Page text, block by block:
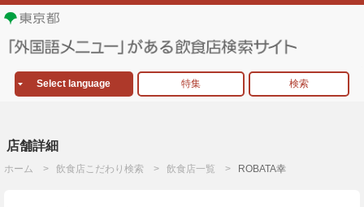
Select language 特集 検索
店舗詳細
ホーム 飲食店こだわり検索 飲食店一覧 ROBATA幸